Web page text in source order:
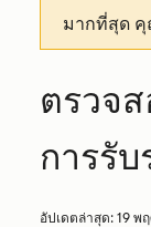
มากที่สุด
ตรวจ
การรั
อัปเดตล่าสุด: 19 พ